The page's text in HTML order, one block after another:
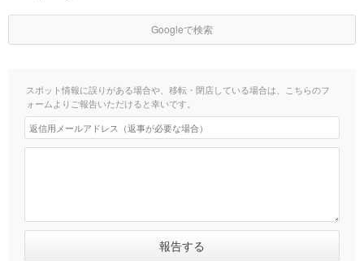
Googleで検索
スポット情報に誤りがある場合や、移転・閉店している場合は、こちらのフ
ォームよりご報告いただけると幸いです。